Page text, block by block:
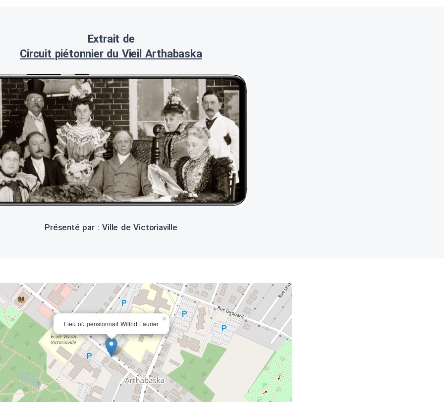
Extrait de
Circuit piétonnier du Vieil Arthabaska
Présenté par : Ville de Victoriaville
Lieu où pensionnait Wilfrid Laurier
×